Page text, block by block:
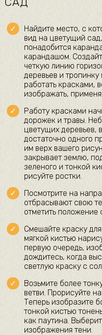
Найдите место, с
вид на цветущий
понадобится
карандашом.
четкую линию
деревьев и
работать красками,
изображать,
Работу красками
дорожек и травы.
цветущих деревьев,
достаточно одного
им верх вашего
закрывает землю,
зеленого и тонкой
рисуйте ростки.
Посмотрите на
отбрасывают свою
отметить положение
Смешайте краску
мягкой кистью
первую очередь,
дождитесь, когда
светлую краску с
Возьмите более
ветви. Прорисуйте
Теперь изобразите
тонкой кистью
как паутина.
изображения тени.